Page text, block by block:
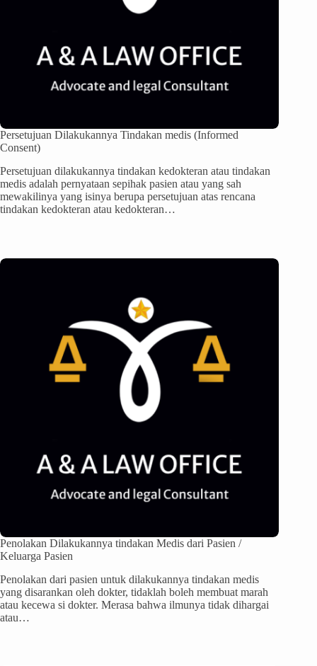
Persetujuan Dilakukannya Tindakan medis (Informed
Consent)
Persetujuan dilakukannya tindakan kedokteran atau tindakan
medis adalah pernyataan sepihak pasien atau yang sah
mewakilinya yang isinya berupa persetujuan atas rencana
tindakan kedokteran atau kedokteran…
Penolakan Dilakukannya tindakan Medis dari Pasien /
Keluarga Pasien
Penolakan dari pasien untuk dilakukannya tindakan medis
yang disarankan oleh dokter, tidaklah boleh membuat marah
atau kecewa si dokter. Merasa bahwa ilmunya tidak dihargai
atau…